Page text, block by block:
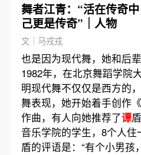
舞者江青：“活在传奇
己更是传奇”｜人物
文｜马戎戎
也是因为现代舞，她和后辈
1982年，在北京舞蹈学院
明现代舞不仅仅是西方的
舞表现，她开始着手创作
作曲，有人向她推荐了谭
音乐学院的学生，8个人
盾的评语是：“有个小男